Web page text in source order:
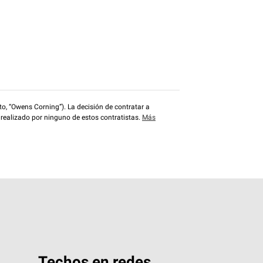
“Owens Corning”). La decisión de contratar a
por ninguno de estos contratistas. Más